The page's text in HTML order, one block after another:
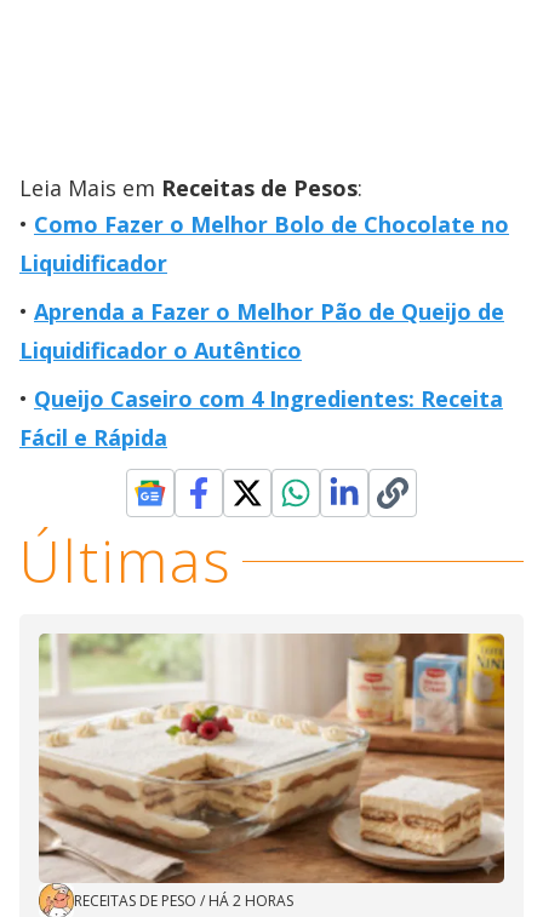
Leia Mais em Receitas de Pesos:
Como Fazer o Melhor Bolo de Chocolate no
Liquidificador
Aprenda a Fazer o Melhor Pão de Queijo de
Liquidificador o Autêntico
Queijo Caseiro com 4 Ingredientes: Receita
Fácil e Rápida
Últimas
RECEITAS DE PESO / HÁ 2 HORAS